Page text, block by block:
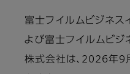
富士フイルムビジネス
よび富士フイルムビジ
株式会社は、2026年9